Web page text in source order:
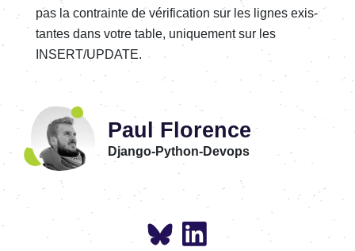
pas la contrainte de véri­fi­ca­tion sur les lignes exis­
tantes dans votre table, unique­ment sur les
INSERT/UPDATE.
Paul Florence
Django-Python-Devops